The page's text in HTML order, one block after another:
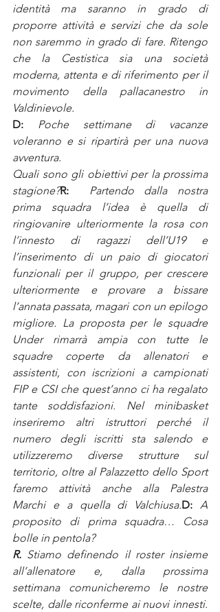
identità ma saranno in grado di
proporre attività e servizi che da sole
non saremmo in grado di fare. Ritengo
che la Cestistica sia una società
moderna, attenta e di riferimento per il
movimento della pallacanestro in
Valdinievole.
D:
Poche settimane di vacanze
voleranno e si ripartirà per una nuova
avventura.
Quali sono gli obiettivi per la prossima
stagione?R:
Partendo dalla nostra
prima squadra l’idea è quella di
ringiovanire ulteriormente la rosa con
l’innesto di ragazzi dell’U19 e
l’inserimento di un paio di giocatori
funzionali per il gruppo, per crescere
ulteriormente e provare a bissare
l’annata passata, magari con un epilogo
migliore. La proposta per le squadre
Under rimarrà ampia con tutte le
squadre coperte da allenatori e
assistenti, con iscrizioni a campionati
FIP e CSI che quest’anno ci ha regalato
tante soddisfazioni. Nel minibasket
inseriremo altri istruttori perché il
numero degli iscritti sta salendo e
utilizzeremo diverse strutture sul
territorio, oltre al Palazzetto dello Sport
faremo attività anche alla Palestra
Marchi e a quella di Valchiusa.D: A
proposito di prima squadra… Cosa
bolle in pentola?
R. Stiamo definendo il roster insieme
all’allenatore e, dalla prossima
settimana comunicheremo le nostre
scelte, dalle riconferme ai nuovi innesti.